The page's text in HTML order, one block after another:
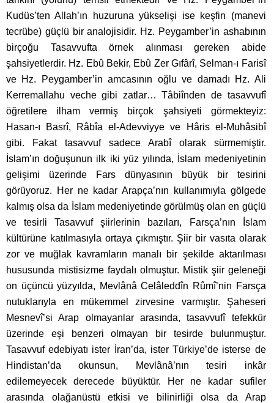
Kudüs’ten Allah’ın huzuruna yükselişi ise keşfin (manevi
tecrübe) güçlü bir analojisidir. Hz. Peygamber’in ashabının
birçoğu Tasavvufta örnek alınması gereken abide
şahsiyetlerdir. Hz. Ebû Bekir, Ebû Zer Gıfârî, Selman-ı Farisî
ve Hz. Peygamber’in amcasının oğlu ve damadı Hz. Ali
Kerremallahu veche gibi zatlar… Tâbiînden de tasavvufî
öğretilere ilham vermiş birçok şahsiyeti görmekteyiz:
Hasan-ı Basrî, Râbîa el-Adevviyye ve Hâris el-Muhâsibî
gibi. Fakat tasavvuf sadece Arabî olarak sürmemiştir.
İslam’ın doğuşunun ilk iki yüz yılında, İslam medeniyetinin
gelişimi üzerinde Fars dünyasının büyük bir tesirini
görüyoruz. Her ne kadar Arapça’nın kullanımıyla gölgede
kalmış olsa da İslam medeniyetinde görülmüş olan en güçlü
ve tesirli Tasavvuf şiirlerinin bazıları, Farsça’nın İslam
kültürüne katılmasıyla ortaya çıkmıştır. Şiir bir vasıta olarak
zor ve muğlak kavramların manalı bir şekilde aktarılması
hususunda mistisizme faydalı olmuştur. Mistik şiir geleneği
on üçüncü yüzyılda, Mevlânâ Celâleddîn Rûmî’nin Farsça
nutuklarıyla en mükemmel zirvesine varmıştır. Şaheseri
Mesnevî’si Arap olmayanlar arasında, tasavvufî tefekkür
üzerinde eşi benzeri olmayan bir tesirde bulunmuştur.
Tasavvuf edebiyatı ister İran’da, ister Türkiye’de isterse de
Hindistan’da okunsun, Mevlânâ’nın tesiri inkâr
edilemeyecek derecede büyüktür. Her ne kadar sufiler
arasında olağanüstü etkisi ve bilinirliği olsa da Arap